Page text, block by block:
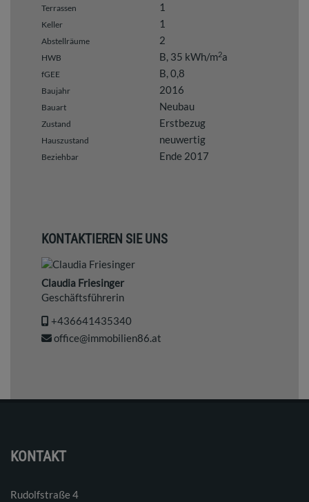
Terrassen 1
Keller 1
Abstellräume 2
HWB B, 35 kWh/m2a
fGEE B, 0,8
Baujahr 2016
Bauart Neubau
Zustand Erstbezug
Hauszustand neuwertig
Beziehbar Ende 2017
KONTAKTIEREN SIE UNS
Claudia Friesinger
Geschäftsführerin
+436641435340
office@immobilien86.at
KONTAKT
Rudolfstraße 4